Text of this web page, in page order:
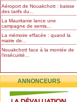
Aéroport de Nouakchott : baisse
des tarifs du...
La Mauritanie lance une
campagne de semis...
La mémoire effacée : quand la
mairie de...
Nouakchott face à la montée de
l’insécurité...
ANNONCEURS